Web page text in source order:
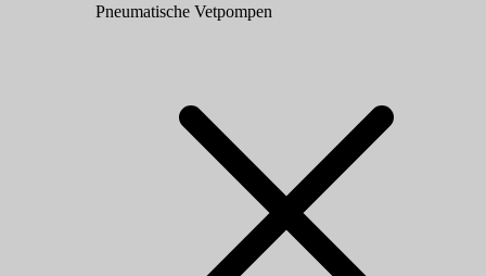
Pneumatische Vetpompen